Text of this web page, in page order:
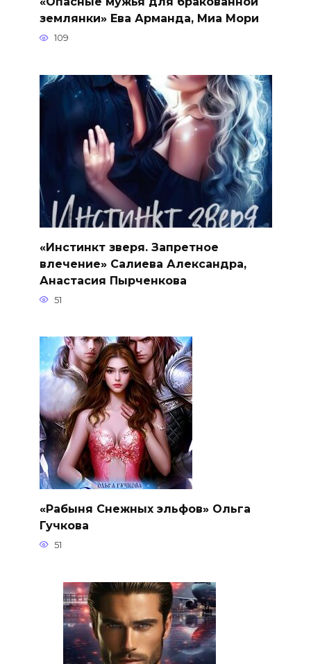
землянки» Ева Арманда, Миа Мори
109
«Инстинкт зверя. Запретное
влечение» Салиева Александра,
Анастасия Пырченкова
51
«Рабыня Снежных эльфов» Ольга
Гучкова
51